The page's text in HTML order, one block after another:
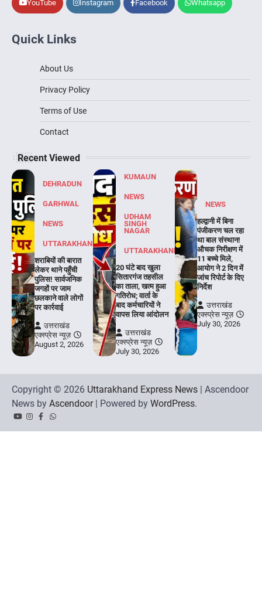
YouTube Instagram Facebook Whatsapp
Quick Links
About Us
Privacy Policy
Terms of Use
Contact
Recent Viewed
DEHRADUN
GARHWAL
NEWS
UTTARAKHAND
शराबियों की बारात
लेकर थाने पहुँची
पुलिस! सार्वजनिक
जगहों पर जाम
छलकाने वाले लोगों
पर कार्रवाई
उत्तराखंड
एक्स्प्रेस न्यूज़
August 2, 2026
KUMAUN
NEWS
UDHAM
SINGH
NAGAR
UTTARAKHAND
20 घंटे बाद खुला
सितारगंज तहसील
का ताला, खत्म हुआ
गतिरोध; वार्ता के
बाद कर्मचारियों ने
वापस लिया आंदोलन
उत्तराखंड
एक्स्प्रेस न्यूज़
July 30, 2026
NEWS
हल्द्वानी में बिना
पंजीकरण चल रहा
था बाल संस्थान!
औचक निरीक्षण में
11 बच्चे मिले,
आयोग ने 2 दिन में
जांच रिपोर्ट के दिए
निर्देश
उत्तराखंड
एक्स्प्रेस न्यूज़
July 30, 2026
Copyright © 2026 Uttarakhand Express News | Ascendoor
News by Ascendoor| Powered by WordPress.
YouTubeInstagram
Facebook
Whatsapp